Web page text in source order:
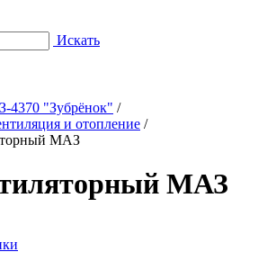
Искать
4370 "Зубрёнок" /
и отопление /
МАЗ
МАЗ